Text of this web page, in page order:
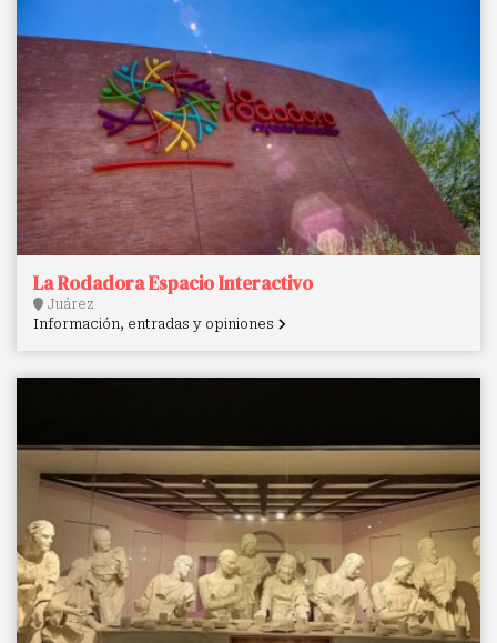
La Rodadora Espacio Interactivo
Juárez
Información, entradas y opiniones